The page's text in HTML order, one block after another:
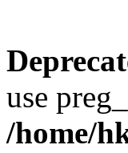
use
/home/